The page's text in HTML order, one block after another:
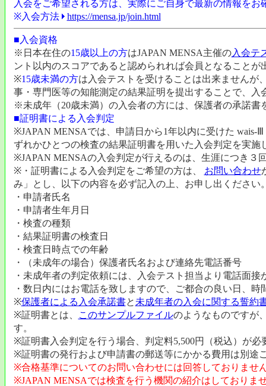
入会をご希望される方は、実際にご自身で最新の情報をお
※入会方法
https://mensa.jp/join.html
■入会資格
※日本在住の15歳以上の方はJAPAN MENSA主催の入会テ
ント以内のスコアであると認められれば会員となることが
※15歳未満の方は入会テストを受けることは出来ませんが
事・専門医等の知能測定の結果証明を提出することで、入
※未成年（20歳未満）の入会者の方には、保護者の承諾書
■証明書による入会判定
※JAPAN MENSAでは、申請日から1年以内に受けた wais-
ずれかひとつの検査の結果証明書を用いた入会判定を実施
※JAPAN MENSAの入会判定が行えるのは、生涯につき３
※・証明書による入会判定をご希望の方は、 お問い合わせ
み」とし、以下の内容を必ず記入の上、お申し出ください
・申請者氏名
・申請者生年月日
・検査の種類
・結果証明書の検査日
・検査日時点での年齢
・（未成年の場合）保護者氏名および連絡先電話番号
・未成年者の判定依頼には、入会テスト担当より電話面接
・数日内にはお電話を致しますので、ご都合の良い日、
※保護者による入会承諾書と 未成年者の入会に関する誓約
※証明書とは、
このサンプルファイルのようなものですが
す。
※証明書入会判定を行う場合、判定料5,500円（税込）が必
※証明書の発行および申請書の郵送等にかかる費用は別途
※合格基準についてのお問い合わせには回答しておりませ
※JAPAN MENSAでは検査を行う機関の紹介はしておりま